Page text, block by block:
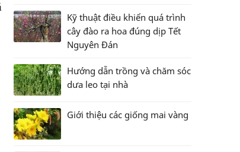
Kỹ thuật điều khiển quá trình
cây đào ra hoa đúng dịp Tết
Nguyên Đán
Hướng dẫn trồng và chăm sóc
dưa leo tại nhà
Giới thiệu các giống mai vàng